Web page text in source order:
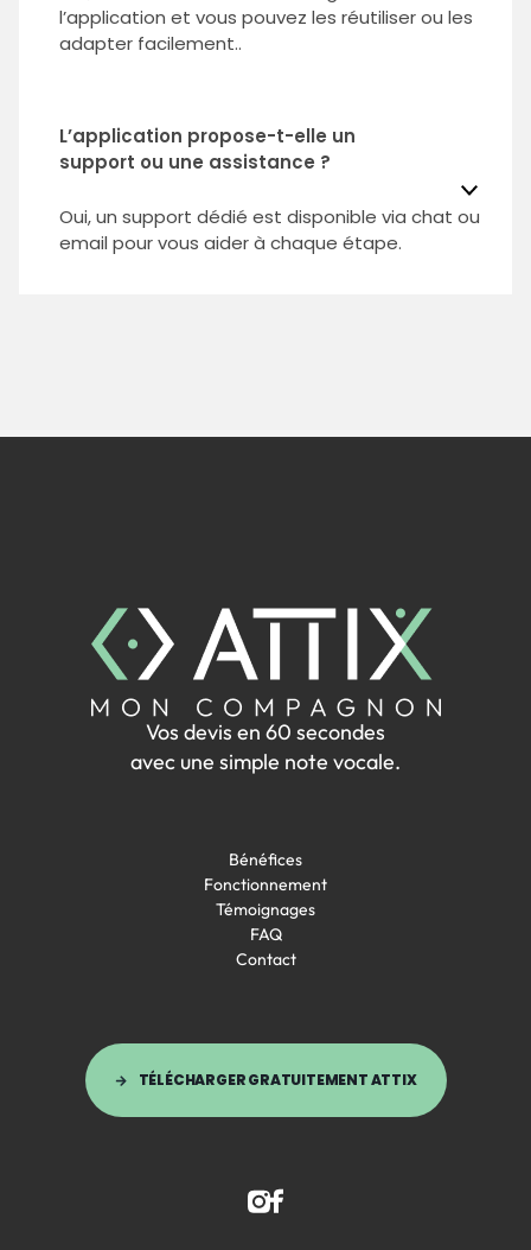
l’application et vous pouvez les réutiliser ou les
adapter facilement..
L’application propose-t-elle un
support ou une assistance ?
Oui, un support dédié est disponible via chat ou
email pour vous aider à chaque étape.
Vos devis en 60 secondes
avec une simple note vocale.
Bénéfices
Fonctionnement
Témoignages
FAQ
Contact
TÉLÉCHARGER GRATUITEMENT ATTIX